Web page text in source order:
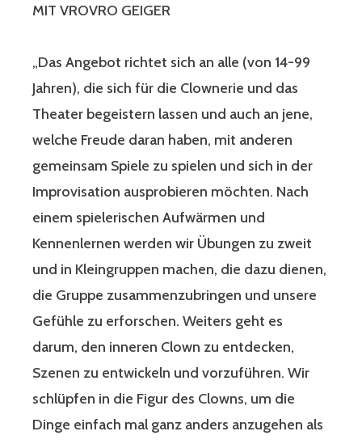
MIT VROVRO GEIGER
„Das Angebot richtet sich an alle (von 14-99
Jahren), die sich für die Clownerie und das
Theater begeistern lassen und auch an jene,
welche Freude daran haben, mit anderen
gemeinsam Spiele zu spielen und sich in der
Improvisation ausprobieren möchten. Nach
einem spielerischen Aufwärmen und
Kennenlernen werden wir Übungen zu zweit
und in Kleingruppen machen, die dazu dienen,
die Gruppe zusammenzubringen und unsere
Gefühle zu erforschen. Weiters geht es
darum, den inneren Clown zu entdecken,
Szenen zu entwickeln und vorzuführen. Wir
schlüpfen in die Figur des Clowns, um die
Dinge einfach mal ganz anders anzugehen als